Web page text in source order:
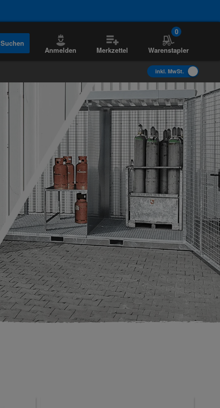
Suchen
Anmelden Merkzettel
0
Warenstapler
inkl. MwSt.